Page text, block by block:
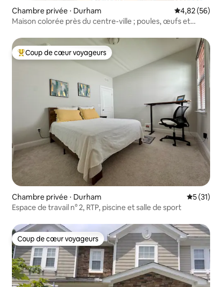
Chambre privée ⋅ Durham Évaluation
4,82 (56)
Maison colorée près du centre-ville ; poules, œufs et
Coups de cœur voyageurs les plus appréciés
Coup de cœur voyageurs
Chambre privée ⋅ Durham
5 (31)
Espace de travail n° 2, RTP, piscine et salle de sport
Coup de cœur voyageurs
Coup de cœur voyageurs